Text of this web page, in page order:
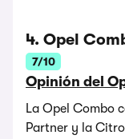
4. Opel
7/10
Opinión del
La Opel Combo
Partner y la